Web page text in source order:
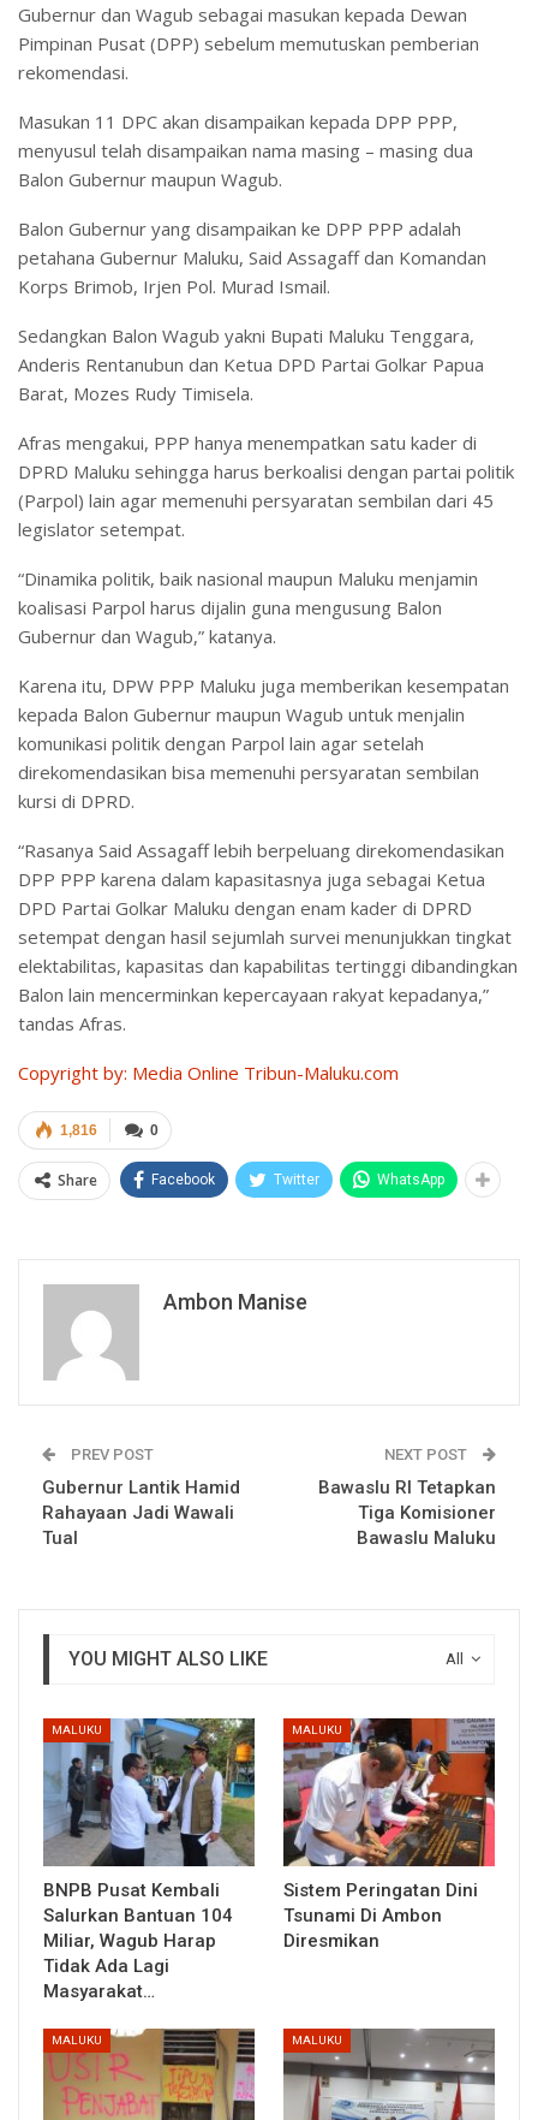
Gubernur dan Wagub sebagai masukan kepada Dewan
Pimpinan Pusat (DPP) sebelum memutuskan pemberian
rekomendasi.
Masukan 11 DPC akan disampaikan kepada DPP PPP,
menyusul telah disampaikan nama masing – masing dua
Balon Gubernur maupun Wagub.
Balon Gubernur yang disampaikan ke DPP PPP adalah
petahana Gubernur Maluku, Said Assagaff dan Komandan
Korps Brimob, Irjen Pol. Murad Ismail.
Sedangkan Balon Wagub yakni Bupati Maluku Tenggara,
Anderis Rentanubun dan Ketua DPD Partai Golkar Papua
Barat, Mozes Rudy Timisela.
Afras mengakui, PPP hanya menempatkan satu kader di
DPRD Maluku sehingga harus berkoalisi dengan partai politik
(Parpol) lain agar memenuhi persyaratan sembilan dari 45
legislator setempat.
“Dinamika politik, baik nasional maupun Maluku menjamin
koalisasi Parpol harus dijalin guna mengusung Balon
Gubernur dan Wagub,” katanya.
Karena itu, DPW PPP Maluku juga memberikan kesempatan
kepada Balon Gubernur maupun Wagub untuk menjalin
komunikasi politik dengan Parpol lain agar setelah
direkomendasikan bisa memenuhi persyaratan sembilan
kursi di DPRD.
“Rasanya Said Assagaff lebih berpeluang direkomendasikan
DPP PPP karena dalam kapasitasnya juga sebagai Ketua
DPD Partai Golkar Maluku dengan enam kader di DPRD
setempat dengan hasil sejumlah survei menunjukkan tingkat
elektabilitas, kapasitas dan kapabilitas tertinggi dibandingkan
Balon lain mencerminkan kepercayaan rakyat kepadanya,”
tandas Afras.
Copyright by: Media Online Tribun-Maluku.com
0
1,816
Share Facebook Twitter WhatsApp
Ambon Manise
PREV POST
Gubernur Lantik Hamid
Rahayaan Jadi Wawali
Tual
NEXT POST
Bawaslu RI Tetapkan
Tiga Komisioner
Bawaslu Maluku
All
YOU MIGHT ALSO LIKE
MALUKU
BNPB Pusat Kembali
Salurkan Bantuan 104
Miliar, Wagub Harap
Tidak Ada Lagi
Masyarakat…
MALUKU
Sistem Peringatan Dini
Tsunami Di Ambon
Diresmikan
MALUKU MALUKU